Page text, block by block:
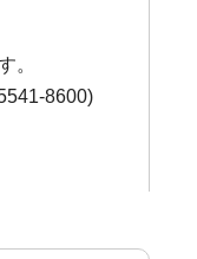
。
8600)